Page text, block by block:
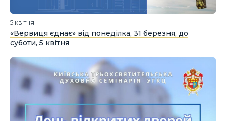
5 квітня
«Вервиця єднає» від понеділка, 31 березня, до
суботи, 5 квітня